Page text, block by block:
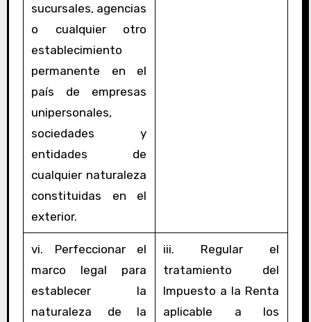
sucursales, agencias
o cualquier otro
establecimiento
permanente en el
país de empresas
unipersonales,
sociedades y
entidades de
cualquier naturaleza
constituidas en el
exterior.
vi. Perfeccionar el
marco legal para
establecer la
naturaleza de la
iii. Regular el
tratamiento del
Impuesto a la Renta
aplicable a los